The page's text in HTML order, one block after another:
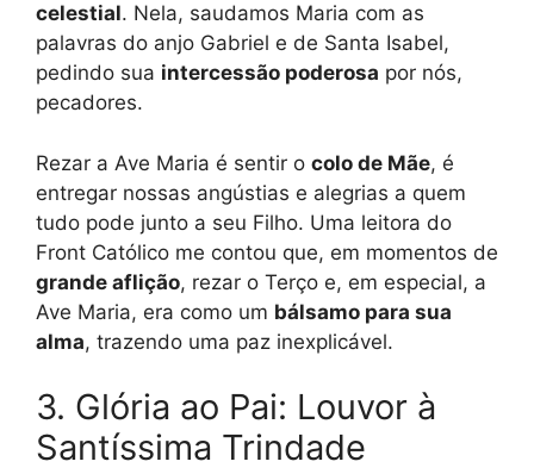
celestial. Nela, saudamos Maria com as
palavras do anjo Gabriel e de Santa Isabel,
pedindo sua intercessão poderosa por nós,
pecadores.
Rezar a Ave Maria é sentir o colo de Mãe, é
entregar nossas angústias e alegrias a quem
tudo pode junto a seu Filho. Uma leitora do
Front Católico me contou que, em momentos de
grande aflição, rezar o Terço e, em especial, a
Ave Maria, era como um bálsamo para sua
alma, trazendo uma paz inexplicável.
3. Glória ao Pai: Louvor à
Santíssima Trindade